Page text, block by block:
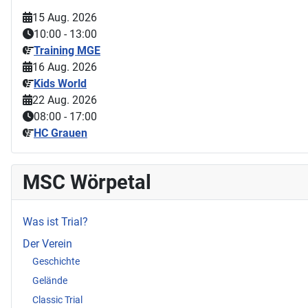
15 Aug. 2026
10:00 - 13:00
Training MGE
16 Aug. 2026
Kids World
22 Aug. 2026
08:00 - 17:00
HC Grauen
MSC Wörpetal
Was ist Trial?
Der Verein
Geschichte
Gelände
Classic Trial